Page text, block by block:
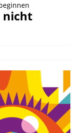
nicht